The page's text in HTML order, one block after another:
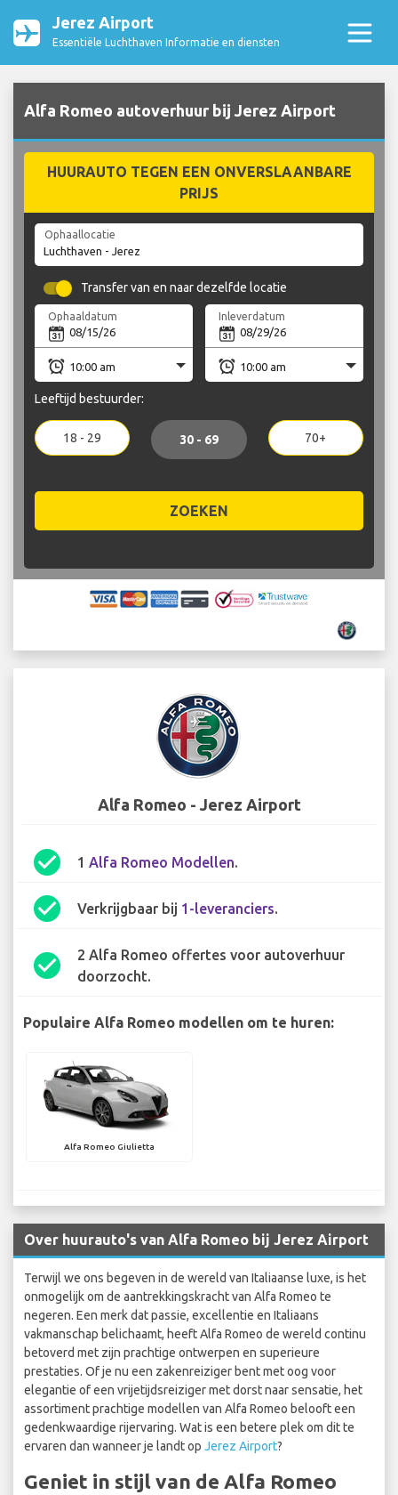
Jerez Airport
Essentiële Luchthaven Informatie en diensten
Alfa Romeo autoverhuur bij Jerez Airport
HUURAUTO TEGEN EEN ONVERSLAANBARE
PRIJS
Ophaallocatie
Transfer van en naar dezelfde locatie
Ophaaldatum Inleverdatum
Leeftijd bestuurder:
18 - 29 30 - 69 70+
ZOEKEN
Alfa Romeo - Jerez Airport
check_circle 1 Alfa Romeo Modellen.
check_circle Verkrijgbaar bij 1-leveranciers.
check_circle
2 Alfa Romeo offertes voor autoverhuur
doorzocht.
Populaire Alfa Romeo modellen om te huren:
Alfa Romeo Giulietta
Over huurauto's van Alfa Romeo bij Jerez Airport
Terwijl we ons begeven in de wereld van Italiaanse luxe, is het
onmogelijk om de aantrekkingskracht van Alfa Romeo te
negeren. Een merk dat passie, excellentie en Italiaans
vakmanschap belichaamt, heeft Alfa Romeo de wereld continu
betoverd met zijn prachtige ontwerpen en superieure
prestaties. Of je nu een zakenreiziger bent met oog voor
elegantie of een vrijetijdsreiziger met dorst naar sensatie, het
assortiment prachtige modellen van Alfa Romeo belooft een
gedenkwaardige rijervaring. Wat is een betere plek om dit te
ervaren dan wanneer je landt op Jerez Airport?
Geniet in stijl van de Alfa Romeo